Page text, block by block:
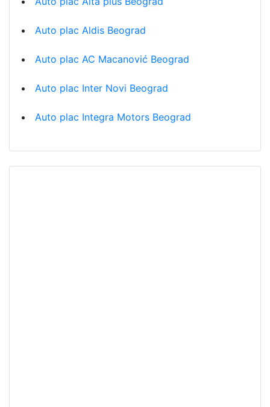
Auto plac Aldis Beograd
Auto plac AC Macanović Beograd
Auto plac Inter Novi Beograd
Auto plac Integra Motors Beograd